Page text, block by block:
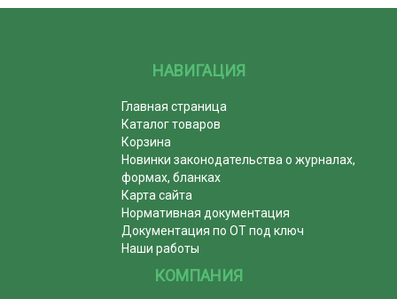
НАВИГАЦИЯ
Главная страница
Каталог товаров
Корзина
Новинки законодательства о журналах,
формах, бланках
Карта сайта
Нормативная документация
Документация по ОТ под ключ
Наши работы
КОМПАНИЯ